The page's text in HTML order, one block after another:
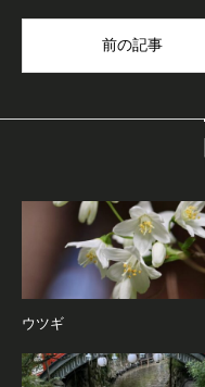
前の記事
ウツギ